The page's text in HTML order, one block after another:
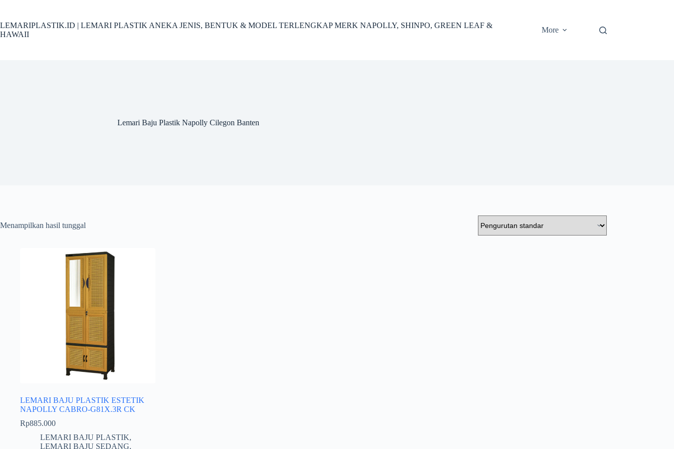
content
LEMARIPLASTIK.ID | LEMARI PLASTIK ANEKA JENIS, BENTUK & MODEL TERLENGKAP MERK NAPOLLY, SHINPO, GREEN LEAF &
HAWAII
More
Lemari Baju Plastik Napolly Cilegon Banten
Menampilkan hasil tunggal
LEMARI BAJU PLASTIK ESTETIK
NAPOLLY CABRO-G81X.3R CK
Rp885.000
LEMARI BAJU PLASTIK,
LEMARI BAJU SEDANG,